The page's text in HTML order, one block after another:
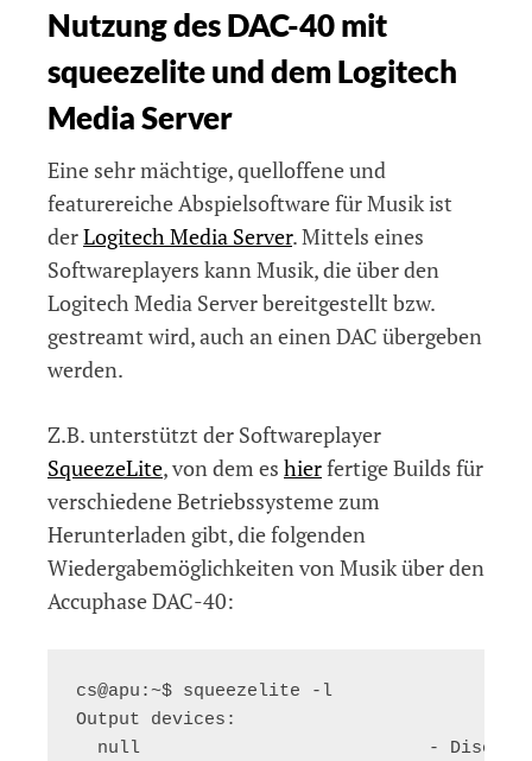
Nutzung des DAC-40 mit
squeezelite und dem Logitech
Media Server
Eine sehr mächtige, quelloffene und
featurereiche Abspielsoftware für Musik ist
derLogitech Media Server. Mittels eines
Softwareplayers kann Musik, die über den
Logitech Media Server bereitgestellt bzw.
gestreamt wird, auch an einen DAC übergeben
werden.
Z.B. unterstützt der Softwareplayer
SqueezeLite, von dem es hierfertige Builds für
verschiedene Betriebssysteme zum
Herunterladen gibt, die folgenden
Wiedergabemöglichkeiten von Musik über den
Accuphase DAC-40:
cs@apu:~$ squeezelite -l
Output devices:
null                           -